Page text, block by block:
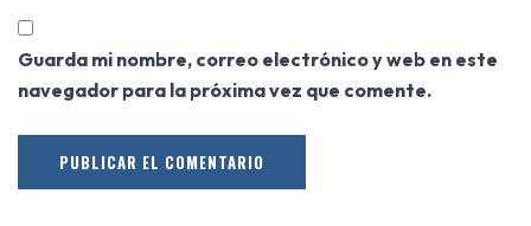
Guarda mi nombre, correo electrónico y web en este
navegador para la próxima vez que comente.